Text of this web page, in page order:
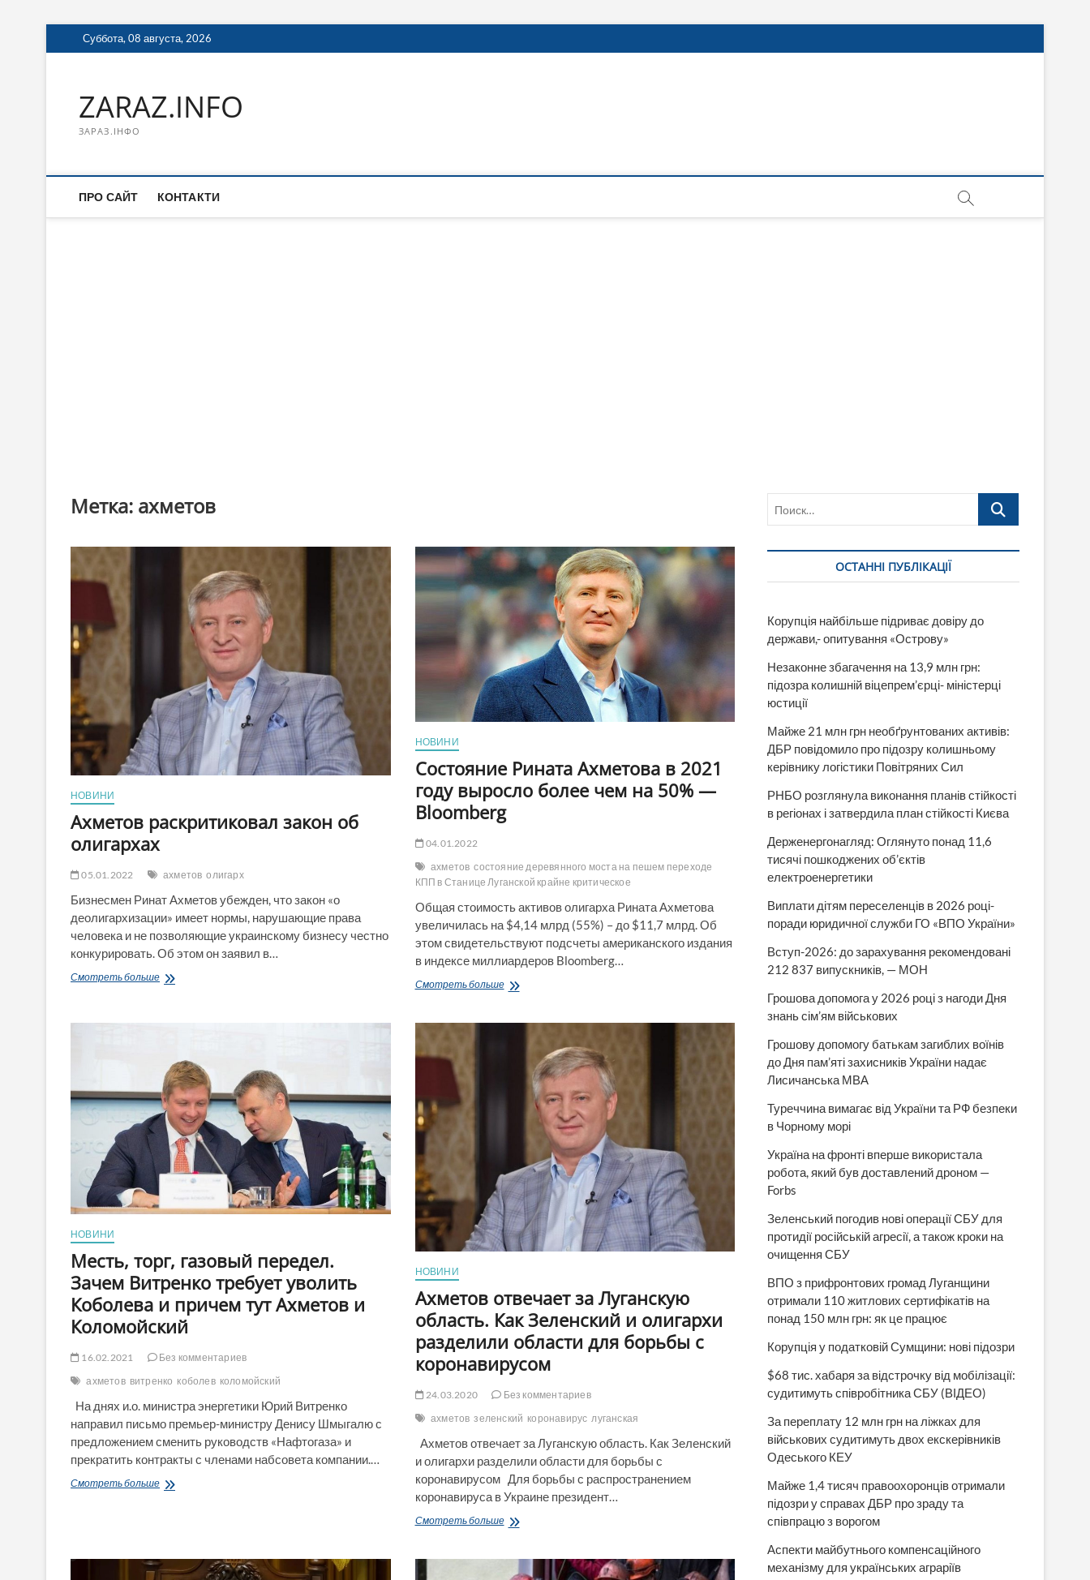
Перейти
к
Суббота, 08 августа, 2026
ZARAZ.INFO
ЗАРАЗ.ІНФО
ПРО САЙТ КОНТАКТИ
Метка: ахметов
НОВИНИ
Ахметов раскритиковал закон об
олигархах
05.01.2022 ахметов олигарх
Бизнесмен Ринат Ахметов убежден, что закон «о
деолигархизации» имеет нормы, нарушающие права
человека и не позволяющие украинскому бизнесу честно
конкурировать. Об этом он заявил в…
Смотреть большеАхметов
НОВИНИ
Состояние Рината Ахметова в 2021
году выросло более чем на 50% —
Bloomberg
04.01.2022
ахметов состояние деревянного моста на пешем переходе
КПП в Станице Луганской крайне критическое
Общая стоимость активов олигарха Рината Ахметова
увеличилась на $4,14 млрд (55%) – до $11,7 млрд. Об
этом свидетельствуют подсчеты американского издания
в индексе миллиардеров Bloomberg…
Смотреть большеСостояние
выросло
Bloomberg
НОВИНИ
Месть, торг, газовый передел.
Зачем Витренко требует уволить
Коболева и причем тут Ахметов и
Коломойский
16.02.2021
Без комментариев
ахметов витренко коболев коломойский
На днях и.о. министра энергетики Юрий Витренко
направил письмо премьер-министру Денису Шмыгалю с
предложением сменить руководств «Нафтогаза» и
прекратить контракты с членами набсовета компании.…
Смотреть большеМесть,
требует
НОВИНИ
Ахметов отвечает за Луганскую
область. Как Зеленский и олигархи
разделили области для борьбы с
коронавирусом
24.03.2020
Без комментариев
ахметов зеленский коронавирус луганская
Ахметов отвечает за Луганскую область. Как Зеленский
и олигархи разделили области для борьбы с
коронавирусом Для борьбы с распространением
коронавируса в Украине президент…
Смотреть большеАхметов
Поиск…
ОСТАННІ ПУБЛІКАЦІЇ
Корупція найбільше підриває довіру до
держави,- опитування «Острову»
Незаконне збагачення на 13,9 млн грн:
підозра колишній віцепрем’єрці- міністерці
юстиції
Майже 21 млн грн необґрунтованих активів:
ДБР повідомило про підозру колишньому
керівнику логістики Повітряних Сил
РНБО розглянула виконання планів стійкості
в регіонах і затвердила план стійкості Києва
Держенергонагляд: Оглянуто понад 11,6
тисячі пошкоджених об’єктів
електроенергетики
Виплати дітям переселенців в 2026 році-
поради юридичної служби ГО «ВПО України»
Вступ-2026: до зарахування рекомендовані
212 837 випускників, — МОН
Грошова допомога у 2026 році з нагоди Дня
знань сім’ям військових
Грошову допомогу батькам загиблих воїнів
до Дня пам’яті захисників України надає
Лисичанська МВА
Туреччина вимагає від України та РФ безпеки
в Чорному морі
Україна на фронті вперше використала
робота, який був доставлений дроном —
Forbs
Зеленський погодив нові операції СБУ для
протидії російській агресії, а також кроки на
очищення СБУ
ВПО з прифронтових громад Луганщини
отримали 110 житлових сертифікатів на
понад 150 млн грн: як це працює
Корупція у податковій Сумщини: нові підозри
$68 тис. хабаря за відстрочку від мобілізації:
судитимуть співробітника СБУ (ВІДЕО)
За переплату 12 млн грн на ліжках для
військових судитимуть двох екскерівників
Одеського КЕУ
Майже 1,4 тисяч правоохоронців отримали
підозри у справах ДБР про зраду та
співпрацю з ворогом
Аспекти майбутнього компенсаційного
механізму для українських аграріїв